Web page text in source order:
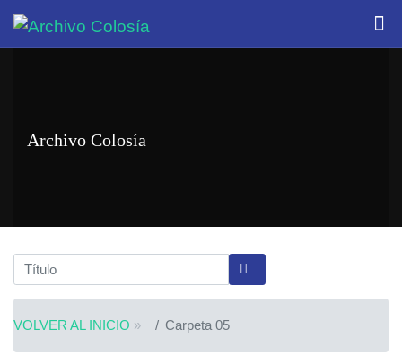
Archivo Colosía
VOLVER AL INICIO » Carpeta 05